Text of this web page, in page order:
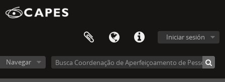
Iniciar sesión
Navegar